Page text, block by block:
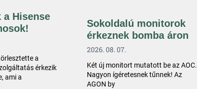
a Hisense
a
érkezik
ami a
Sokoldalú monitorok
érkeznek bomba áron
2026. 08. 07.
Két új monitort mutatott be az AOC.
Nagyon ígéretesnek tűnnek! Az
AGON by